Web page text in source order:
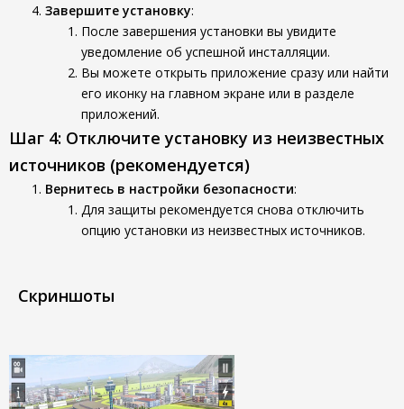
Завершите установку:
После завершения установки вы увидите
уведомление об успешной инсталляции.
Вы можете открыть приложение сразу или найти
его иконку на главном экране или в разделе
приложений.
Шаг 4: Отключите установку из неизвестных
источников (рекомендуется)
Вернитесь в настройки безопасности:
Для защиты рекомендуется снова отключить
опцию установки из неизвестных источников.
Скриншоты